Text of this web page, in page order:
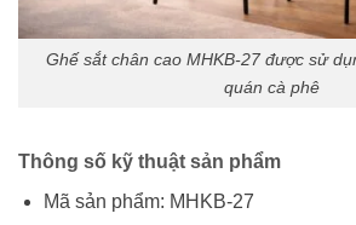
Ghế sắt chân cao MHKB-27 được sử
quán cà phê
Thông số kỹ thuật sản phẩm
Mã sản phẩm: MHKB-27